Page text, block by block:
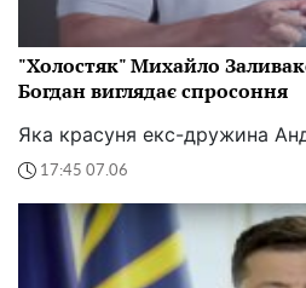
"Холостяк" Михайло
Богдан виглядає спросоння
Яка красуня екс-дружина
17:45 07.06